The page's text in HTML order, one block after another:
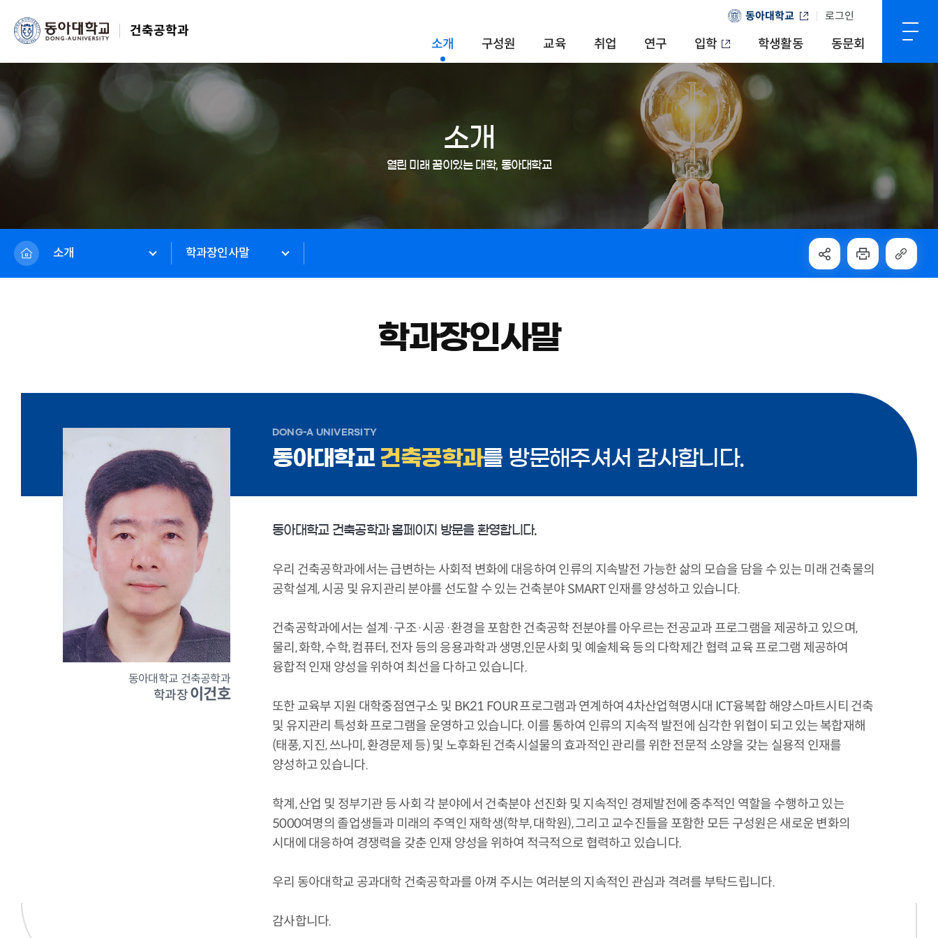
동아대학교 로그인
건축공학과
소개
구성원 교육 취업 연구 입학 학생활동 동문회
소개
열린 미래 꿈이있는 대학, 동아대학교
소개 학과장인사말
학과장인사말
동아대학교 건축공학과
학과장이건호
DONG-A UNIVERSITY
동아대학교 건축공학과를 방문해주셔서 감사합니다.
동아대학교 건축공학과 홈페이지 방문을 환영합니다.
우리 건축공학과에서는 급변하는 사회적 변화에 대응하여 인류의 지속발전 가능한 삶의 모습을 담을 수 있는 미래 건축물의
공학설계, 시공 및 유지관리 분야를 선도할 수 있는 건축분야 SMART 인재를 양성하고 있습니다.
건축공학과에서는 설계·구조·시공·환경을 포함한 건축공학 전분야를 아우르는 전공교과 프로그램을 제공하고 있으며,
물리, 화학, 수학, 컴퓨터, 전자 등의 응용과학과 생명,인문사회 및 예술체육 등의 다학제간 협력 교육 프로그램 제공하여
융합적 인재 양성을 위하여 최선을 다하고 있습니다.
또한 교육부 지원 대학중점연구소 및 BK21 FOUR 프로그램과 연계하여 4차산업혁명시대 ICT융복합 해양스마트시티 건축
및 유지관리 특성화 프로그램을 운영하고 있습니다. 이를 통하여 인류의 지속적 발전에 심각한 위협이 되고 있는 복합재해
(태풍, 지진, 쓰나미, 환경문제 등) 및 노후화된 건축시설물의 효과적인 관리를 위한 전문적 소양을 갖는 실용적 인재를
양성하고 있습니다.
학계, 산업 및 정부기관 등 사회 각 분야에서 건축분야 선진화 및 지속적인 경제발전에 중추적인 역할을 수행하고 있는
5000여명의 졸업생들과 미래의 주역인 재학생(학부, 대학원), 그리고 교수진들을 포함한 모든 구성원은 새로운 변화의
시대에 대응하여 경쟁력을 갖춘 인재 양성을 위하여 적극적으로 협력하고 있습니다.
우리 동아대학교 공과대학 건축공학과를 아껴 주시는 여러분의 지속적인 관심과 격려를 부탁드립니다.
감사합니다.